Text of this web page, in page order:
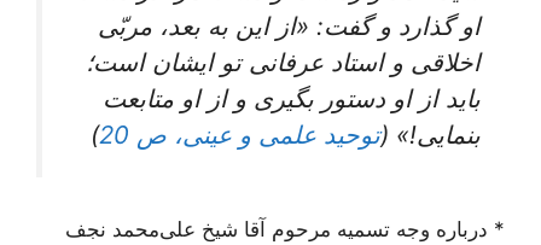
او گذارد و گفت: «از این به بعد، مربّی
اخلاقی و استاد عرفانی تو ایشان است؛
باید از او دستور بگیری و از او متابعت
بنمایی!» (توحید علمی و عینی، ص 20 )
* درباره وجه تسمیه مرحوم آقا شیخ علی‌محمد نجف